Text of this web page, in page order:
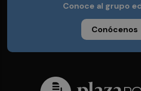
Conoce al grupo
Conócenos